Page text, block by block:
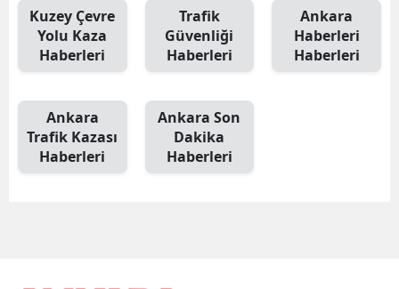
Kuzey Çevre
Yolu Kaza
Haberleri
Trafik
Güvenliği
Haberleri
Ankara
Haberleri
Haberleri
Ankara
Trafik Kazası
Haberleri
Ankara Son
Dakika
Haberleri